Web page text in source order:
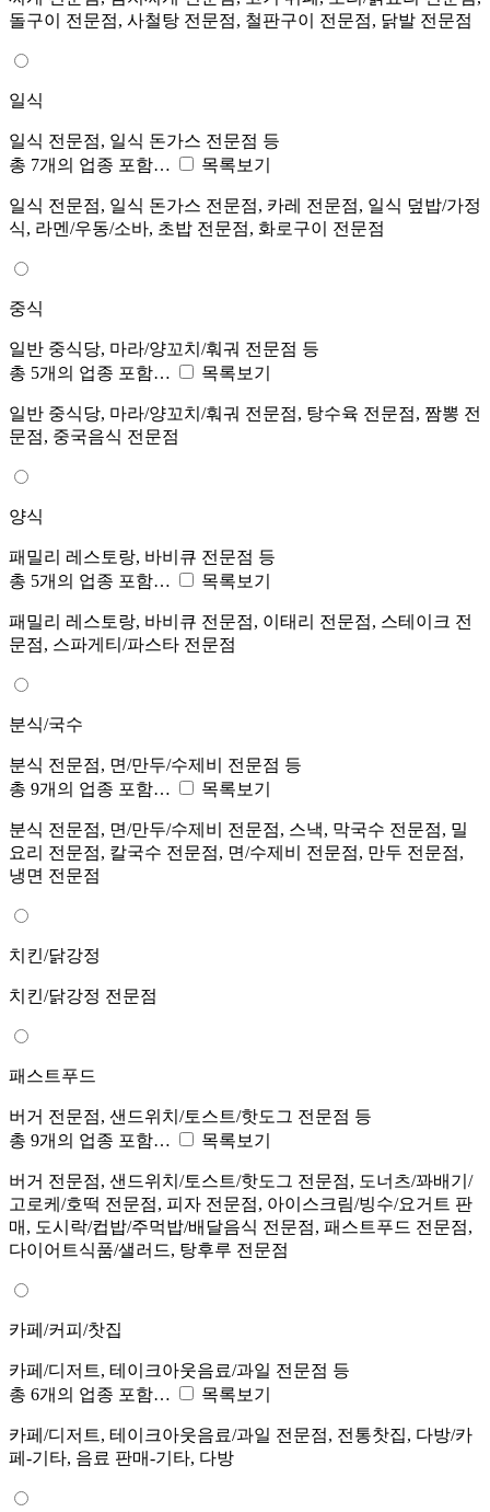
돌구이 전문점, 사철탕 전문점, 철판구이 전문점, 닭발 전문점
일식
일식 전문점, 일식 돈가스 전문점 등
총 7개의 업종 포함…
목록보기
일식 전문점, 일식 돈가스 전문점, 카레 전문점, 일식 덮밥/가정
식, 라멘/우동/소바, 초밥 전문점, 화로구이 전문점
중식
일반 중식당, 마라/양꼬치/훠궈 전문점 등
총 5개의 업종 포함…
목록보기
일반 중식당, 마라/양꼬치/훠궈 전문점, 탕수육 전문점, 짬뽕 전
문점, 중국음식 전문점
양식
패밀리 레스토랑, 바비큐 전문점 등
총 5개의 업종 포함…
목록보기
패밀리 레스토랑, 바비큐 전문점, 이태리 전문점, 스테이크 전
문점, 스파게티/파스타 전문점
분식/국수
분식 전문점, 면/만두/수제비 전문점 등
총 9개의 업종 포함…
목록보기
분식 전문점, 면/만두/수제비 전문점, 스낵, 막국수 전문점, 밀
요리 전문점, 칼국수 전문점, 면/수제비 전문점, 만두 전문점,
냉면 전문점
치킨/닭강정
치킨/닭강정 전문점
패스트푸드
버거 전문점, 샌드위치/토스트/핫도그 전문점 등
총 9개의 업종 포함…
목록보기
버거 전문점, 샌드위치/토스트/핫도그 전문점, 도너츠/꽈배기/
고로케/호떡 전문점, 피자 전문점, 아이스크림/빙수/요거트 판
매, 도시락/컵밥/주먹밥/배달음식 전문점, 패스트푸드 전문점,
다이어트식품/샐러드, 탕후루 전문점
카페/커피/찻집
카페/디저트, 테이크아웃음료/과일 전문점 등
총 6개의 업종 포함…
목록보기
카페/디저트, 테이크아웃음료/과일 전문점, 전통찻집, 다방/카
페-기타, 음료 판매-기타, 다방